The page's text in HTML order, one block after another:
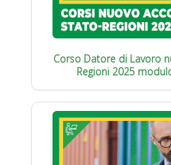
Corso Datore di Lavoro
Regioni 2025